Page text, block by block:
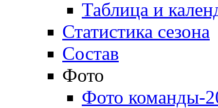
Таблица и
Статистика сезона
Состав
Фото
Фото команды-